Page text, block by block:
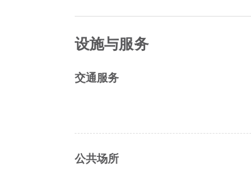
设施与服务
交通服务
公共场所